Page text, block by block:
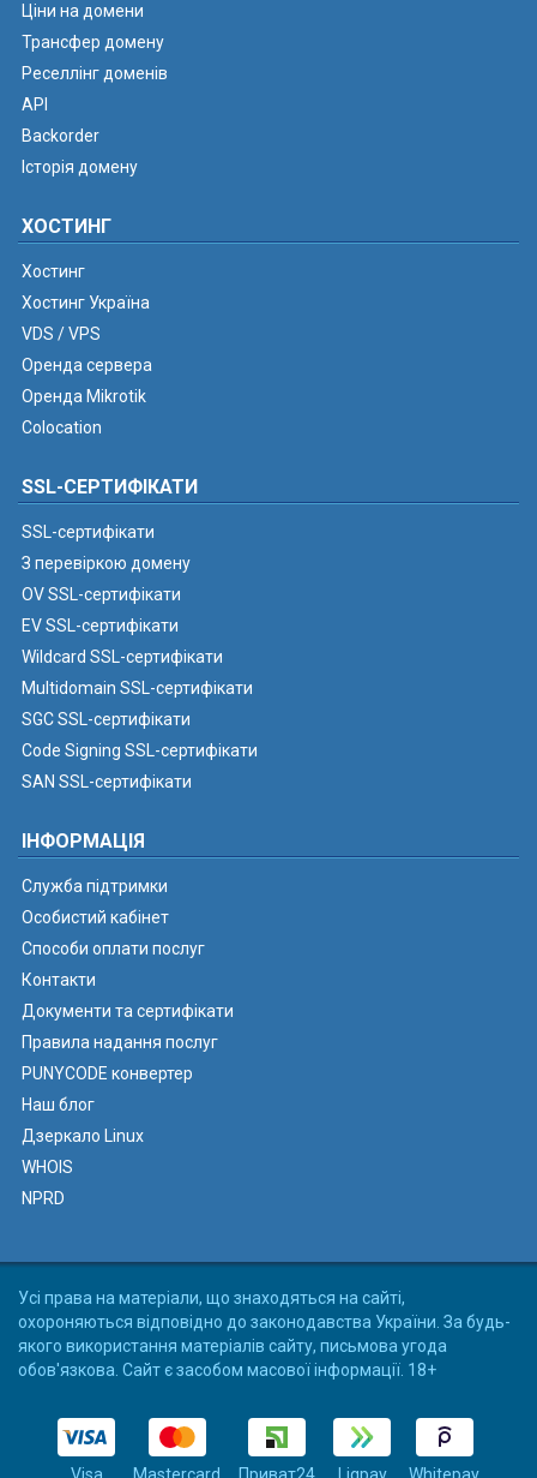
Ціни на домени
Трансфер домену
Реселлінг доменів
API
Backorder
Історія домену
ХОСТИНГ
Хостинг
Хостинг Україна
VDS / VPS
Оренда сервера
Оренда Mikrotik
Colocation
SSL-СЕРТИФІКАТИ
SSL-сертифікати
З перевіркою домену
OV SSL-сертифікати
EV SSL-сертифікати
Wildcard SSL-сертифікати
Multidomain SSL-сертифікати
SGC SSL-сертифікати
Code Signing SSL-сертифікати
SAN SSL-сертифікати
ІНФОРМАЦІЯ
Служба підтримки
Особистий кабінет
Способи оплати послуг
Контакти
Документи та сертифікати
Правила надання послуг
PUNYCODE конвертер
Наш блог
Дзеркало Linux
WHOIS
NPRD
Усі права на матеріали, що знаходяться на сайті,
охороняються відповідно до законодавства України. За будь-
якого використання матеріалів сайту, письмова угода
обов'язкова. Сайт є засобом масової інформації. 18+